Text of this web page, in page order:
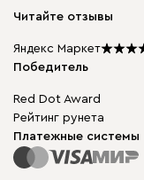
Карьера
Подарочные
Мы в прессе
Столы и стулья
Читайте отзывы
Яндекс Маркет
Победитель
Red Dot Award
Рейтинг рунета
Платежные системы